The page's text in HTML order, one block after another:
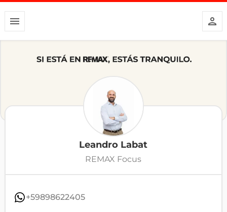
Leandro Labat
REMAX Focus
+59898622405